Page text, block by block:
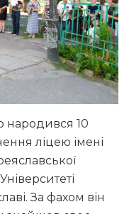
10
ліцею імені
За фахом він